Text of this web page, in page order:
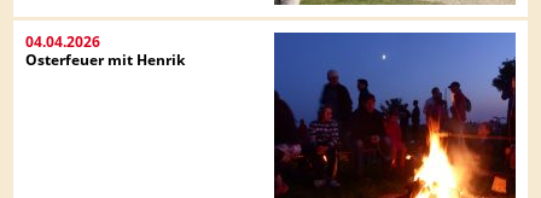
04.04.2026
Osterfeuer mit Henrik